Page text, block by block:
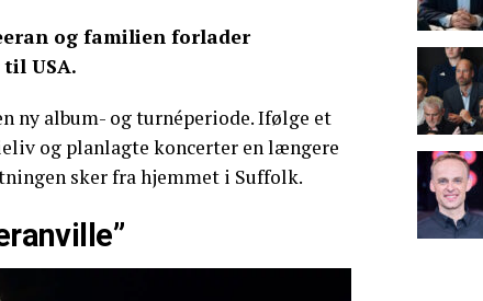
og familien forlader
USA.
ny album- og turnéperiode. Ifølge et
og planlagte koncerter en længere
sker fra hjemmet i Suffolk.